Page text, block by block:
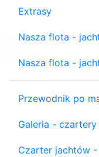
Extrasy
Nasza flota -
Nasza flota -
Przewodnik po
Galeria - czartery
Czarter jachtów -